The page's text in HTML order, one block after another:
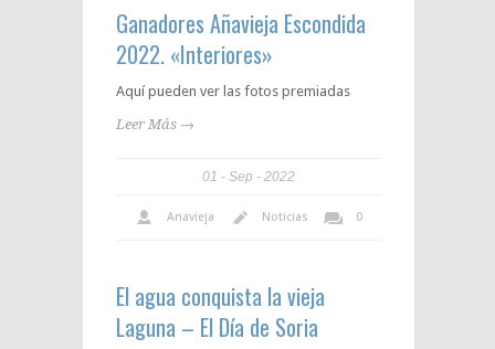
Ganadores Añavieja Escondida
2022. «Interiores»
Aquí pueden ver las fotos premiadas
Leer Más →
01 Sep 2022
Anavieja Noticias 0
El agua conquista la vieja
Laguna – El Día de Soria